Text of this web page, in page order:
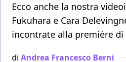
Ecco anche la nostra
Fukuhara e Cara
incontrate alla première di
di Andrea Francesco Berni